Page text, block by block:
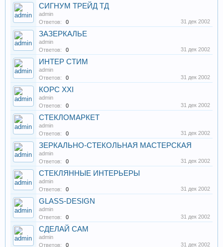
СИГНУМ ТРЕЙД ТД
admin
Ответов:
0 31 дек 2002
ЗАЗЕРКАЛЬЕ
admin
Ответов:
0 31 дек 2002
ИНТЕР СТИМ
admin
Ответов:
0 31 дек 2002
КОРС XXI
admin
Ответов:
0 31 дек 2002
СТЕКЛОМАРКЕТ
admin
Ответов:
0 31 дек 2002
ЗЕРКАЛЬНО-СТЕКОЛЬНАЯ МАСТЕРСКАЯ
admin
Ответов:
0 31 дек 2002
СТЕКЛЯННЫЕ ИНТЕРЬЕРЫ
admin
Ответов:
0 31 дек 2002
GLASS-DESIGN
admin
Ответов:
0 31 дек 2002
СДЕЛАЙ САМ
admin
Ответов:
0 31 дек 2002